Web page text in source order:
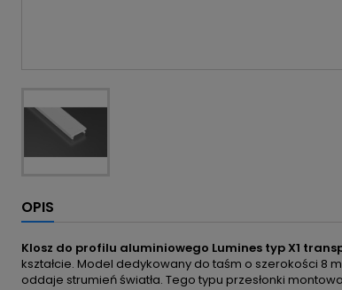
OPIS
Klosz do profilu aluminiowego Lumines typ X1
kształcie. Model dedykowany do taśm o szerokości 8
oddaje strumień światła. Tego typu przesłonki